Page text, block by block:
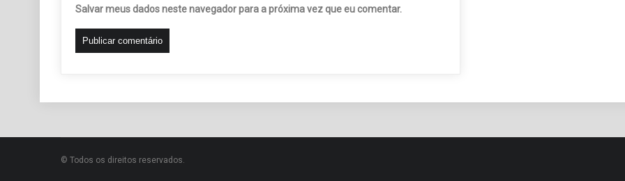
Salvar meus dados neste navegador para a próxima vez que eu comentar.
© Todos os direitos reservados.